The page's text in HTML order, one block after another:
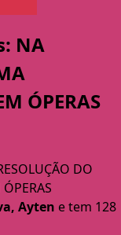
NA
ÓPERAS
DO
Ayten e tem 128